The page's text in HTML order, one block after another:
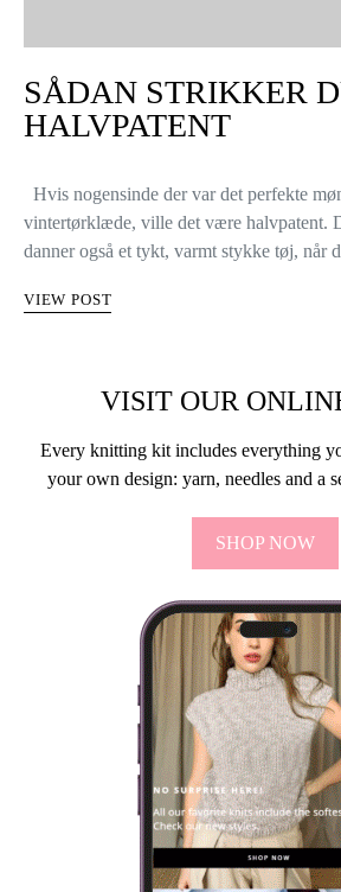
SÅDAN STRIKKER
HALVPATENT
Hvis nogensinde der var det perfekte
vintertørklæde, ville det være halvpatent.
danner også et tykt, varmt stykke tøj, når
VIEW POST
VISIT OUR
Every knitting kit includes everything
your own design: yarn, needles and a
SHOP NOW